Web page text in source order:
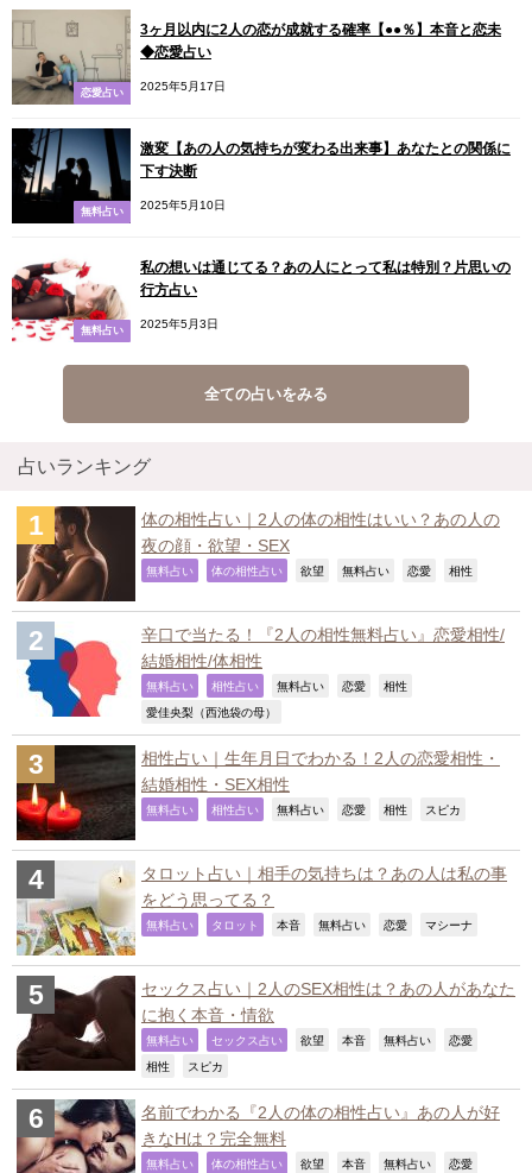
恋愛占い
3ヶ月以内に2人の恋が成就する確率【●●％】本音と恋未
◆恋愛占い
2025年5月17日
無料占い
激変【あの人の気持ちが変わる出来事】あなたとの関係に
下す決断
2025年5月10日
無料占い
私の想いは通じてる？あの人にとって私は特別？片思いの
行方占い
2025年5月3日
全ての占いをみる
占いランキング
体の相性占い｜2人の体の相性はいい？あの人の
夜の顔・欲望・SEX
無料占い 体の相性占い 欲望 無料占い 恋愛 相性
辛口で当たる！『2人の相性無料占い』恋愛相性/
結婚相性/体相性
無料占い 相性占い 無料占い 恋愛 相性
愛佳央梨（西池袋の母）
相性占い｜生年月日でわかる！2人の恋愛相性・
結婚相性・SEX相性
無料占い 相性占い 無料占い 恋愛 相性 スピカ
タロット占い｜相手の気持ちは？あの人は私の事
をどう思ってる？
無料占い タロット 本音 無料占い 恋愛 マシーナ
セックス占い｜2人のSEX相性は？あの人があなた
に抱く本音・情欲
無料占い セックス占い 欲望 本音 無料占い 恋愛
相性 スピカ
名前でわかる『2人の体の相性占い』あの人が好
きなHは？完全無料
無料占い 体の相性占い 欲望 本音 無料占い 恋愛